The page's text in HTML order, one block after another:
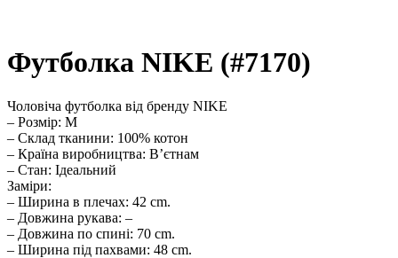
Футболка NIKE (#7170)
Чоловіча футболка від бренду NIKE
– Розмір: M
– Склад тканини: 100% котон
– Країна виробництва: В’єтнам
– Стан: Ідеальний
Заміри:
– Ширина в плечах: 42 cm.
– Довжина рукава: –
– Довжина по спині: 70 cm.
– Ширина під пахвами: 48 cm.